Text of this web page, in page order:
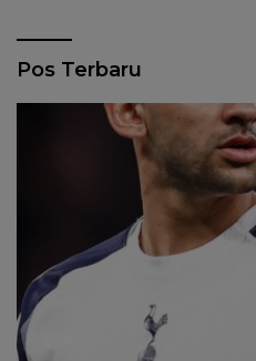
Pos Terbaru